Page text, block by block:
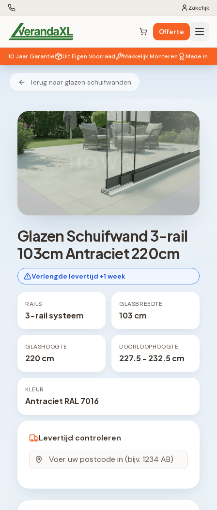
Zakelijk
Winkelwagen ( 0 items)
Offerte
10 Jaar Garantie Uit Eigen Voorraad Makkelijk Monteren Made in EU
Terug naar glazen schuifwanden
HOWQ®
Glazen Schuifwand 3-rail
103cm Antraciet 220cm
Verlengde levertijd +1 week
RAILS
3-rail systeem
GLASBREEDTE
103 cm
GLASHOOGTE
220 cm
DOORLOOPHOOGTE
227.5 - 232.5 cm
KLEUR
Antraciet RAL 7016
Levertijd controleren